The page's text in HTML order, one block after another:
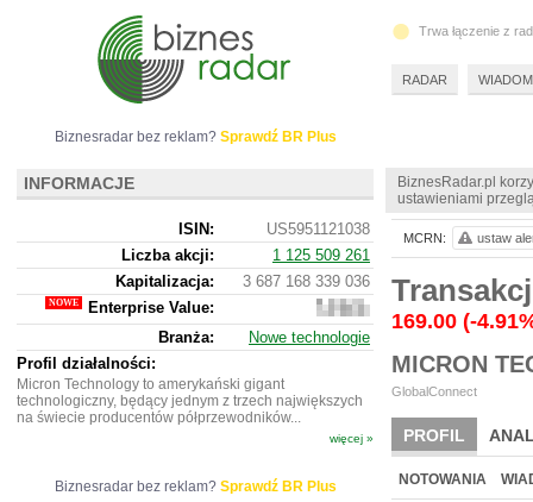
BiznesRadar.pl
ustawieniami
169.00 (-
MICRON
GlobalConnect
PROFIL
BR LAB
NOTOWANIA
MCRN: ustaw
Biznesradar bez reklam? Sprawdź BR Plus
INFORMACJE
ISIN:
US5951121038
Liczba akcji:
1 125 509 261
Kapitalizacja:
3 687 168 339 036
Enterprise Value:
619
404
Branża:
Nowe technologie
Profil działalności:
Micron Technology to amerykański gigant
technologiczny, będący jednym z trzech największych
na świecie producentów półprzewodników...
więcej »
Biznesradar bez reklam? Sprawdź BR Plus
Trwa łączenie z
RADAR